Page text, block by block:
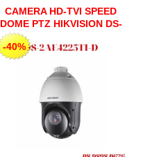
CAMERA HD-TVI SPEED
DOME PTZ HIKVISION DS-
-40%